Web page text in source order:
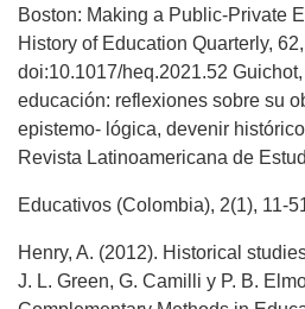
Boston: Making a Public-Private
History of Education Quarterly,
doi:10.1017/heq.2021.52
educación: reflexiones sobre su
epistemo- lógica, devenir
Revista Latinoamericana de
Educativos (Colombia), 2(1), 11-
Henry, A. (2012). Historical
J. L. Green, G. Camilli y P. B.